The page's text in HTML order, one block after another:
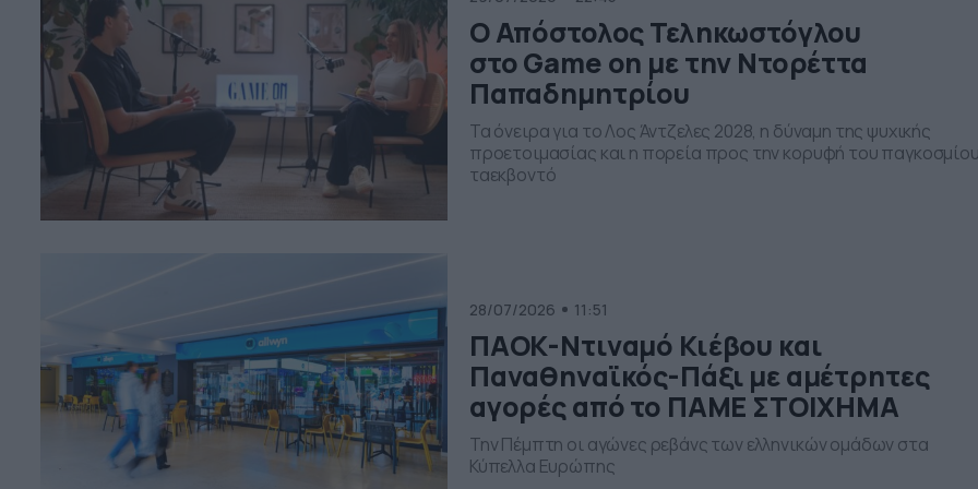
Ο Απόστολος Τεληκωστόγλου
στο Game on με την Ντορέττα
Παπαδημητρίου
Τα όνειρα για το Λος Άντζελες 2028, η δύναμη της ψυχικής
προετοιμασίας και η πορεία προς την κορυφή του
ταεκβοντό
28/07/2026 11:51
ΠΑΟΚ-Ντιναμό Κιέβου και
Παναθηναϊκός-Πάξι με αμέτρητες
αγορές από το ΠΑΜΕ ΣΤΟΙΧΗΜΑ
Την Πέμπτη οι αγώνες ρεβάνς των ελληνικών ομάδων στα
Κύπελλα Ευρώπης